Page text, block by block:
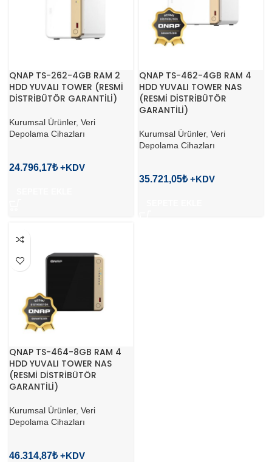
QNAP TS-262-4GB RAM 2
HDD YUVALI TOWER (RESMİ
DİSTRİBÜTÖR GARANTİLİ)
Kurumsal Ürünler, Veri
Depolama Cihazları
24.796,17₺
QNAP TS-462-4GB RAM 4
HDD YUVALI TOWER NAS
(RESMİ DİSTRİBÜTÖR
GARANTİLİ)
Kurumsal Ürünler, Veri
Depolama Cihazları
35.721,05₺
QNAP TS-464-8GB RAM 4
HDD YUVALI TOWER NAS
(RESMİ DİSTRİBÜTÖR
GARANTİLİ)
Kurumsal Ürünler, Veri
Depolama Cihazları
46.314,87₺